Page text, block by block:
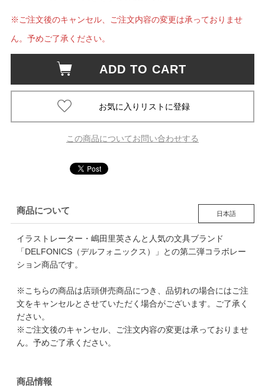
※ご注文後のキャンセル、ご注文内容の変更は承っておりませ
ん。予めご了承ください。
ADD TO CART
この商品についてお問い合わせする
商品について 日本語
イラストレーター・嶋田里英さんと人気の文具ブランド
「DELFONICS（デルフォニックス）」との第二弾コラボレー
ション商品です。
※こちらの商品は店頭併売商品につき、品切れの場合にはご注
文をキャンセルとさせていただく場合がございます。ご了承く
ださい。
※ご注文後のキャンセル、ご注文内容の変更は承っておりませ
ん。予めご了承ください。
商品情報